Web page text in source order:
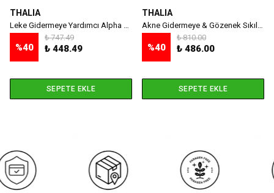
THALIA
Leke Gidermeye Yardımcı Alpha Arbutin Yüz Bakım Kremi 50ml
%40
₺ 747.49
₺ 448.49
SEPETE EKLE
THALIA
Akne Gidermeye & Gözenek Sıkılaştırmaya Yardımcı Marjoram Yüz Bakım Kremi 50ml
%40
₺ 810.00
₺ 486.00
SEPETE EKLE